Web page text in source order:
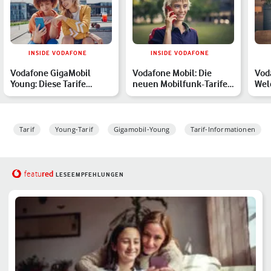
INSIDE VODAFONE
Vodafone GigaMobil
Young: Diese Tarife
eignen sich perfekt für
INSIDE VODAFONE
Vodafone Mobil: Die
neuen Mobilfunk-Tarife
von Vodafone im
Tarif Young-Tarif Gigamobil-Young Tarif-Informationen
featured LESEEMPFEHLUNGEN